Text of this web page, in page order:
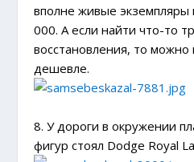
вполне живые экземпляры
000. А если найти что-то
восстановления, то
дешевле.
8. У дороги в окружении
фигур стоял Dodge Royal